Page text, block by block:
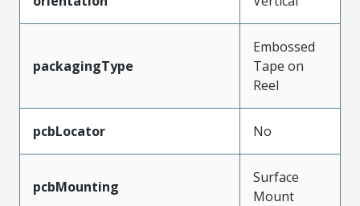
packagingType
Embossed
Tape on
Reel
pcbLocator No
pcbMounting
Surface
Mount